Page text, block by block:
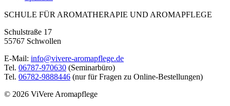
SCHULE FÜR AROMATHERAPIE UND AROMAPFLEGE
Schulstraße 17
55767 Schwollen
E-Mail: info@vivere-aromapflege.de
Tel. 06787-970630 (Seminarbüro)
Tel. 06782-9888446 (nur für Fragen zu Online-Bestellungen)
© 2026 ViVere Aromapflege